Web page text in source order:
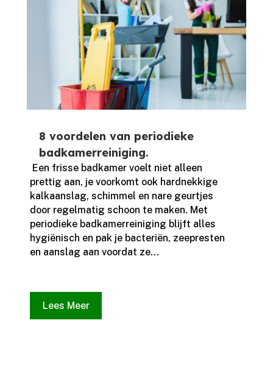
8 voordelen van periodieke
badkamerreiniging.
​ Een frisse badkamer voelt niet alleen
prettig aan, je voorkomt ook hardnekkige
kalkaanslag, schimmel en nare geurtjes
door regelmatig schoon te maken.​ Met
periodieke badkamerreiniging blijft alles
hygiënisch en pak je bacteriën, zeepresten
en aanslag aan voordat ze...
Lees Meer